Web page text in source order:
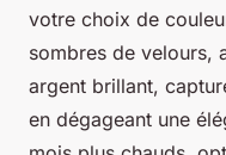
votre choix de
sombres de velours,
argent brillant,
en dégageant une